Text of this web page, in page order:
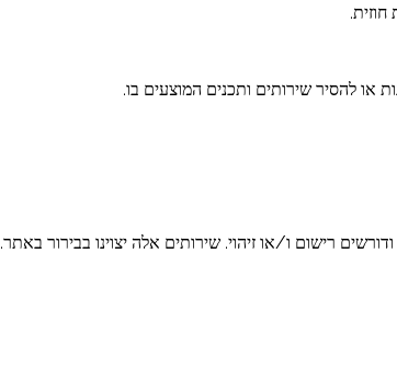
להסיר שירותים ותכנים המוצעים בו.
רישום ו/או זיהוי. שירותים אלה יצוינו בבירור באתר.